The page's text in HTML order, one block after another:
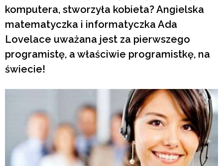
komputera, stworzyła kobieta? Angielska
matematyczka i informatyczka Ada
Lovelace uważana jest za pierwszego
programistę, a właściwie programistkę, na
świecie!